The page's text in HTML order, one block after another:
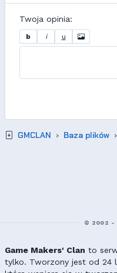
Twoja opinia:
b i u
GMCLAN Baza plików
© 2002 -
Game Makers' Clan to
tylko. Tworzony jest od 24